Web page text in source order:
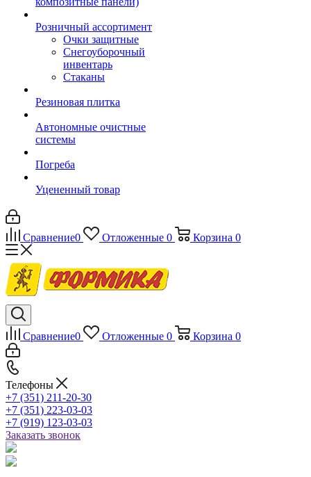
Розничный ассортимент
Очки защитные
Снегоуборочный
инвентарь
Стаканы
Резиновая плитка
Автономные очистные
системы
Погреба
Уцененный товар
Сравнение0 Отложенные 0 Корзина 0
Сравнение0 Отложенные 0 Корзина 0
Телефоны
+7 (351) 211-20-30
+7 (351) 223-03-03
+7 (919) 123-03-03
Заказать звонок